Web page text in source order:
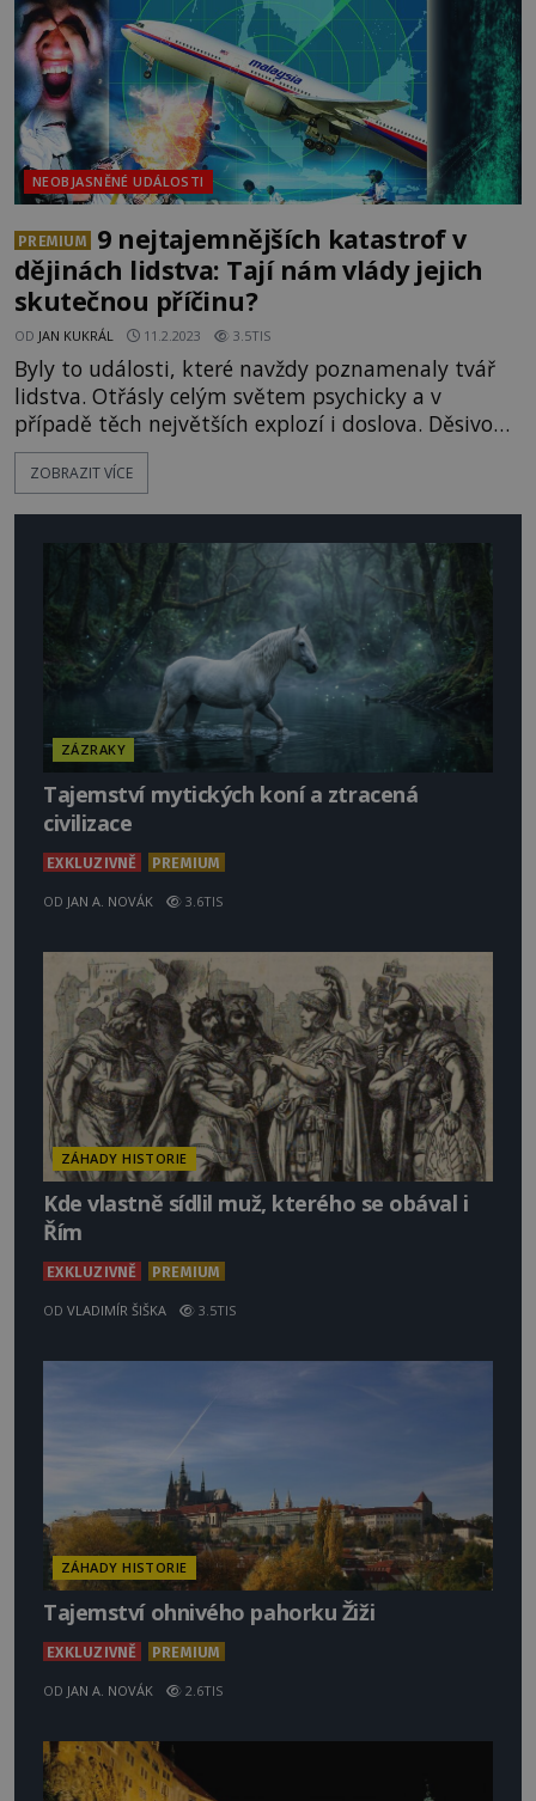
NEOBJASNĚNÉ UDÁLOSTI
PREMIUM
9 nejtajemnějších katastrof v
dějinách lidstva: Tají nám vlády jejich
skutečnou příčinu?
OD JAN KUKRÁL 11.2.2023 3.5TIS
Byly to události, které navždy poznamenaly tvář
lidstva. Otřásly celým světem psychicky a v
případě těch největších explozí i doslova. Děsivou
skutečností zůstává, že řada z nich nebyla dodnes
uspokojivě vysvětlena. Máme vůbec šanci
ids="96074,96075,96073,96072,96071,96070,960
ZOBRAZIT VÍCE
ZÁZRAKY
Tajemství mytických koní a ztracená
civilizace
EXKLUZIVNĚ PREMIUM
OD JAN A. NOVÁK 3.6TIS
ZÁHADY HISTORIE
Kde vlastně sídlil muž, kterého se obával i
Řím
EXKLUZIVNĚ PREMIUM
OD VLADIMÍR ŠIŠKA 3.5TIS
ZÁHADY HISTORIE
Tajemství ohnivého pahorku Žiži
EXKLUZIVNĚ PREMIUM
OD JAN A. NOVÁK 2.6TIS